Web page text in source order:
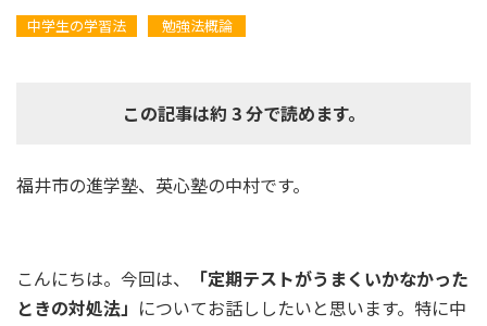
中学生の学習法 勉強法概論
この記事は約 3 分で読めます。
福井市の進学塾、英心塾の中村です。
こんにちは。今回は、
「定期テストがうまくいかなかった
ときの対処法」 についてお話ししたいと思います。特に中